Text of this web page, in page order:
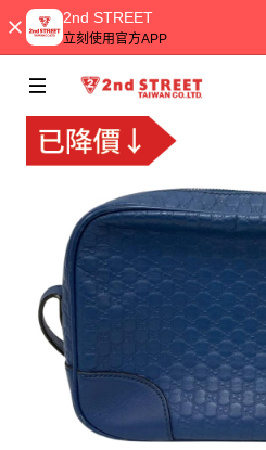
2nd STREET
立刻使用官方APP